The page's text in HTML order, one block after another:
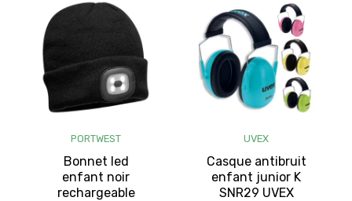
PORTWEST
Bonnet led
enfant noir
rechargeable
UVEX
Casque antibruit
enfant junior K
SNR29 UVEX